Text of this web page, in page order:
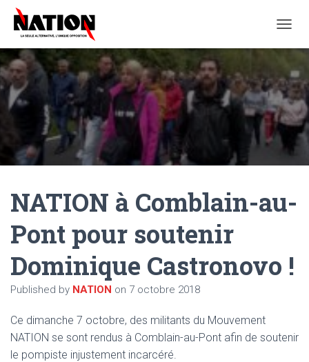
U
I
R
/
F
M
O
NATION à Comblain-au-
Pont pour soutenir
Dominique Castronovo !
Published by NATION on 7 octobre 2018
Ce dimanche 7 octobre, des militants du Mouvement
NATION se sont rendus à Comblain-au-Pont afin de soutenir
le pompiste injustement incarcéré.